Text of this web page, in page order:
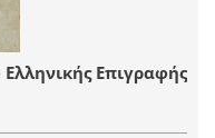
Επιγραφής